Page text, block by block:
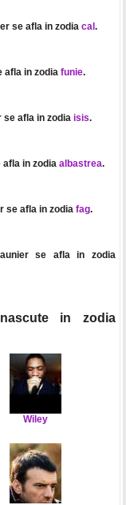
se afla in zodia cal .
afla in zodia funie.
se afla in zodia isis.
in zodia albastrea.
se afla in zodia fag.
se afla in zodia
in zodia
Wiley